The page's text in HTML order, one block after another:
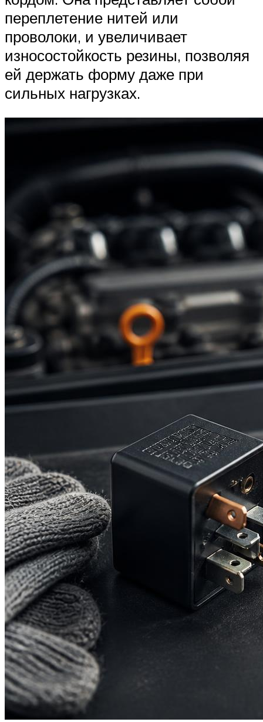
переплетение нитей или
проволоки, и увеличивает
износостойкость резины, позволяя
ей держать форму даже при
сильных нагрузках.